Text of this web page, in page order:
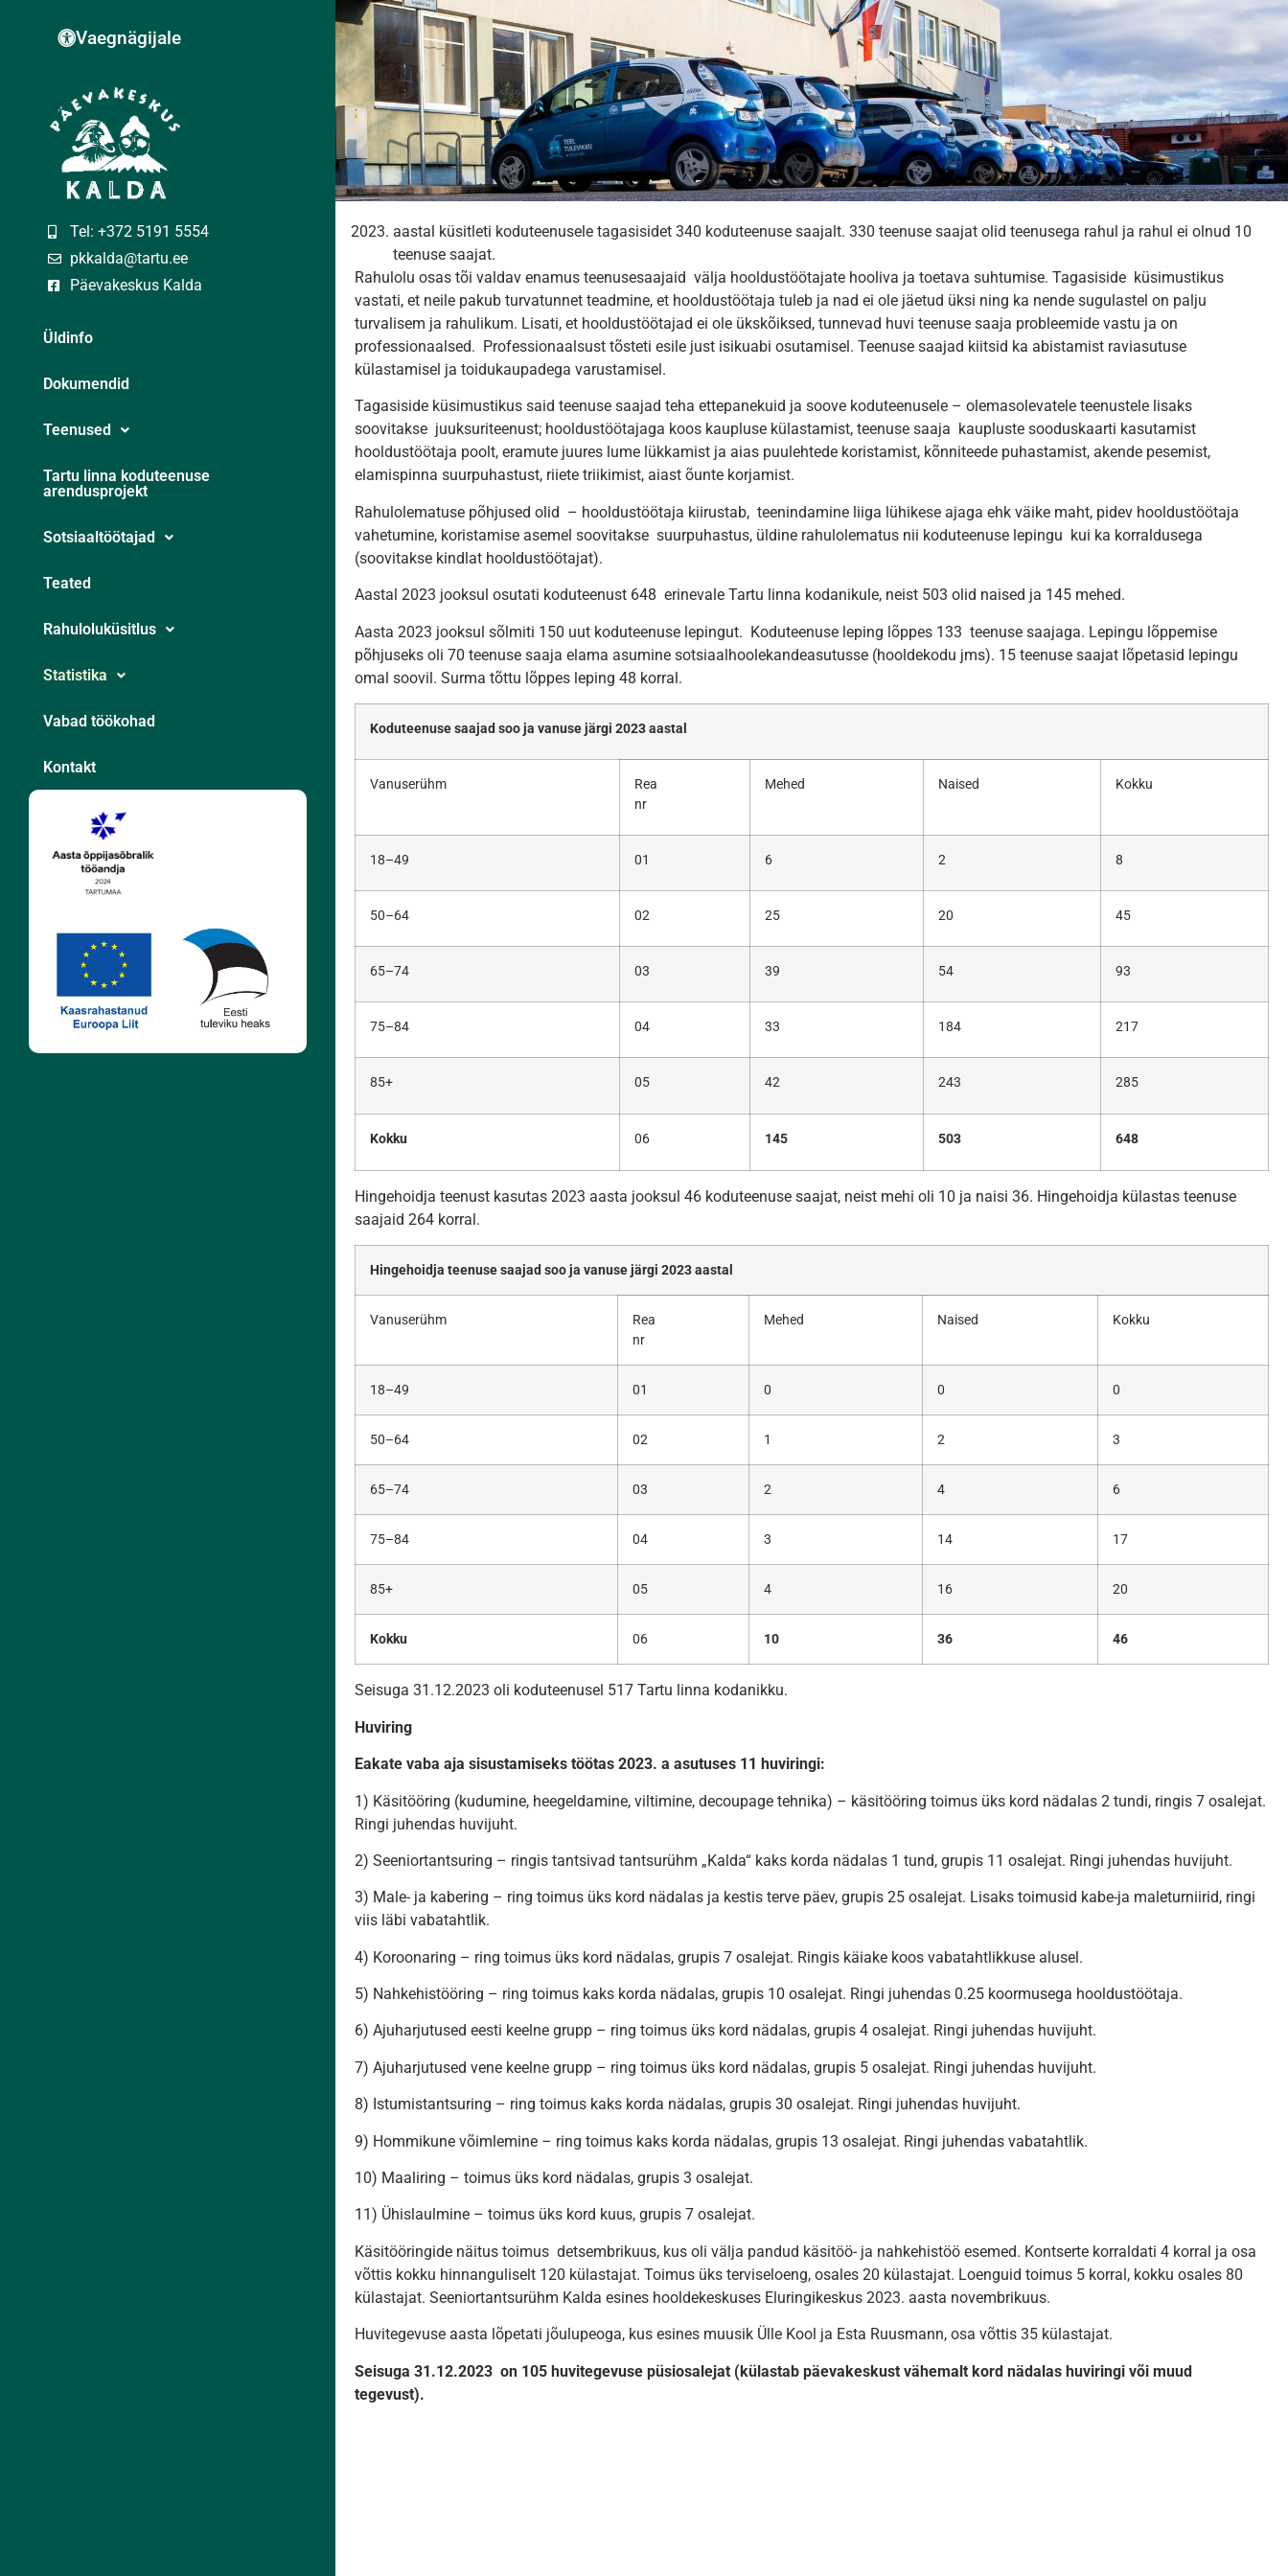
Vaegnägijale
Tel: +372 5191 5554
pkkalda@tartu.ee
Päevakeskus Kalda
Üldinfo
Dokumendid
Teenused
Tartu linna koduteenuse
arendusprojekt
Sotsiaaltöötajad
Teated
Rahuloluküsitlus
Statistika
Vabad töökohad
Kontakt
aastal küsitleti koduteenusele tagasisidet 340 koduteenuse saajalt. 330 teenuse saajat olid teenusega rahul ja rahul ei olnud 10
teenuse saajat.
Rahulolu osas tõi valdav enamus teenusesaajaid välja hooldustöötajate hooliva ja toetava suhtumise. Tagasiside küsimustikus
vastati, et neile pakub turvatunnet teadmine, et hooldustöötaja tuleb ja nad ei ole jäetud üksi ning ka nende sugulastel on palju
turvalisem ja rahulikum. Lisati, et hooldustöötajad ei ole ükskõiksed, tunnevad huvi teenuse saaja probleemide vastu ja on
professionaalsed. Professionaalsust tõsteti esile just isikuabi osutamisel. Teenuse saajad kiitsid ka abistamist raviasutuse
külastamisel ja toidukaupadega varustamisel.
Tagasiside küsimustikus said teenuse saajad teha ettepanekuid ja soove koduteenusele – olemasolevatele teenustele lisaks
soovitakse juuksuriteenust; hooldustöötajaga koos kaupluse külastamist, teenuse saaja kaupluste sooduskaarti kasutamist
hooldustöötaja poolt, eramute juures lume lükkamist ja aias puulehtede koristamist, kõnniteede puhastamist, akende pesemist,
elamispinna suurpuhastust, riiete triikimist, aiast õunte korjamist.
Rahulolematuse põhjused olid – hooldustöötaja kiirustab, teenindamine liiga lühikese ajaga ehk väike maht, pidev hooldustöötaja
vahetumine, koristamise asemel soovitakse suurpuhastus, üldine rahulolematus nii koduteenuse lepingu kui ka korraldusega
(soovitakse kindlat hooldustöötajat).
Aastal 2023 jooksul osutati koduteenust 648 erinevale Tartu linna kodanikule, neist 503 olid naised ja 145 mehed.
Aasta 2023 jooksul sõlmiti 150 uut koduteenuse lepingut. Koduteenuse leping lõppes 133 teenuse saajaga. Lepingu lõppemise
põhjuseks oli 70 teenuse saaja elama asumine sotsiaalhoolekandeasutusse (hooldekodu jms). 15 teenuse saajat lõpetasid lepingu
omal soovil. Surma tõttu lõppes leping 48 korral.
Koduteenuse saajad soo ja vanuse järgi 2023 aastal
Vanuserühm
Rea
nr
Mehed Naised Kokku
18–49 01 6 2 8
50–64 02 25 20 45
65–74 03 39 54 93
75–84 04 33 184 217
85+ 05 42 243 285
Kokku 06 145 503 648
Hingehoidja teenust kasutas 2023 aasta jooksul 46 koduteenuse saajat, neist mehi oli 10 ja naisi 36. Hingehoidja külastas teenuse
saajaid 264 korral.
Hingehoidja teenuse saajad soo ja vanuse järgi 2023 aastal
Vanuserühm
Rea
nr
Mehed Naised Kokku
18–49 01 0 0 0
50–64 02 1 2 3
65–74 03 2 4 6
75–84 04 3 14 17
85+ 05 4 16 20
Kokku 06 10 36 46
Seisuga 31.12.2023 oli koduteenusel 517 Tartu linna kodanikku.
Huviring
Eakate vaba aja sisustamiseks töötas 2023. a asutuses 11 huviringi:
1) Käsitööring (kudumine, heegeldamine, viltimine, decoupage tehnika) – käsitööring toimus üks kord nädalas 2 tundi, ringis 7 osalejat.
Ringi juhendas huvijuht.
2) Seeniortantsuring – ringis tantsivad tantsurühm „Kalda“ kaks korda nädalas 1 tund, grupis 11 osalejat. Ringi juhendas huvijuht.
3) Male- ja kabering – ring toimus üks kord nädalas ja kestis terve päev, grupis 25 osalejat. Lisaks toimusid kabe-ja maleturniirid, ringi
viis läbi vabatahtlik.
4) Koroonaring – ring toimus üks kord nädalas, grupis 7 osalejat. Ringis käiake koos vabatahtlikkuse alusel.
5) Nahkehistööring – ring toimus kaks korda nädalas, grupis 10 osalejat. Ringi juhendas 0.25 koormusega hooldustöötaja.
6) Ajuharjutused eesti keelne grupp – ring toimus üks kord nädalas, grupis 4 osalejat. Ringi juhendas huvijuht.
7) Ajuharjutused vene keelne grupp – ring toimus üks kord nädalas, grupis 5 osalejat. Ringi juhendas huvijuht.
8) Istumistantsuring – ring toimus kaks korda nädalas, grupis 30 osalejat. Ringi juhendas huvijuht.
9) Hommikune võimlemine – ring toimus kaks korda nädalas, grupis 13 osalejat. Ringi juhendas vabatahtlik.
10) Maaliring – toimus üks kord nädalas, grupis 3 osalejat.
11) Ühislaulmine – toimus üks kord kuus, grupis 7 osalejat.
Käsitööringide näitus toimus detsembrikuus, kus oli välja pandud käsitöö- ja nahkehistöö esemed. Kontserte korraldati 4 korral ja osa
võttis kokku hinnanguliselt 120 külastajat. Toimus üks terviseloeng, osales 20 külastajat. Loenguid toimus 5 korral, kokku osales 80
külastajat. Seeniortantsurühm Kalda esines hooldekeskuses Eluringikeskus 2023. aasta novembrikuus.
Huvitegevuse aasta lõpetati jõulupeoga, kus esines muusik Ülle Kool ja Esta Ruusmann, osa võttis 35 külastajat.
Seisuga 31.12.2023 on 105 huvitegevuse püsiosalejat (külastab päevakeskust vähemalt kord nädalas huviringi või muud
tegevust).